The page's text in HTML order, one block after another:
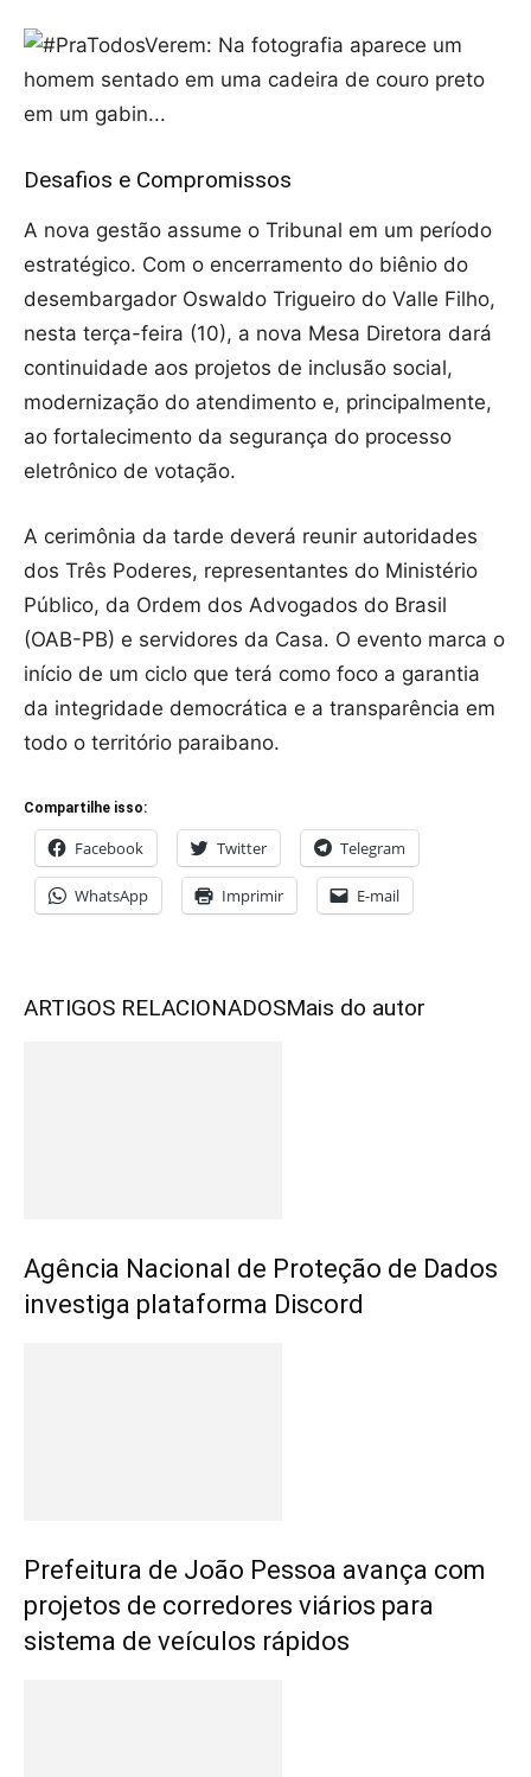
Desafios e Compromissos
A nova gestão assume o Tribunal em um período
estratégico. Com o encerramento do biênio do
desembargador Oswaldo Trigueiro do Valle Filho,
nesta terça-feira (10), a nova Mesa Diretora dará
continuidade aos projetos de inclusão social,
modernização do atendimento e, principalmente,
ao fortalecimento da segurança do processo
eletrônico de votação.
A cerimônia da tarde deverá reunir autoridades
dos Três Poderes, representantes do Ministério
Público, da Ordem dos Advogados do Brasil
(OAB-PB) e servidores da Casa. O evento marca o
início de um ciclo que terá como foco a garantia
da integridade democrática e a transparência em
todo o território paraibano.
Compartilhe isso:
Facebook Twitter Telegram
WhatsApp Imprimir E-mail
ARTIGOS RELACIONADOSMais do autor
Agência Nacional de Proteção de Dados
investiga plataforma Discord
Prefeitura de João Pessoa avança com
projetos de corredores viários para
sistema de veículos rápidos